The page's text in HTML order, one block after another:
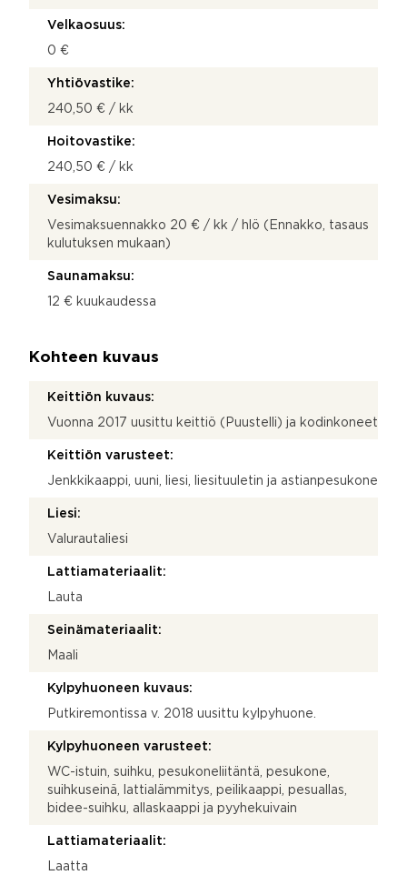
Velkaosuus:
0 €
Yhtiövastike:
240,50 € / kk
Hoitovastike:
240,50 € / kk
Vesimaksu:
Vesimaksuennakko 20 € / kk / hlö (Ennakko, tasaus
kulutuksen mukaan)
Saunamaksu:
12 € kuukaudessa
Kohteen kuvaus
Keittiön kuvaus:
Vuonna 2017 uusittu keittiö (Puustelli) ja kodinkoneet
Keittiön varusteet:
Jenkkikaappi, uuni, liesi, liesituuletin ja astianpesukone
Liesi:
Valurautaliesi
Lattiamateriaalit:
Lauta
Seinämateriaalit:
Maali
Kylpyhuoneen kuvaus:
Putkiremontissa v. 2018 uusittu kylpyhuone.
Kylpyhuoneen varusteet:
WC-istuin, suihku, pesukoneliitäntä, pesukone,
suihkuseinä, lattialämmitys, peilikaappi, pesuallas,
bidee-suihku, allaskaappi ja pyyhekuivain
Lattiamateriaalit:
Laatta